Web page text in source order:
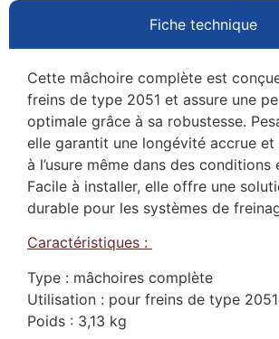
Fiche technique
Cette mâchoire complète est
freins de type 2051 et assure une
optimale grâce à sa robustesse.
elle garantit une longévité accrue et
à l’usure même dans des conditions
Facile à installer, elle offre une
durable pour les systèmes de
Caractéristiques :
Type : mâchoires complète
Utilisation : pour freins de type 2051
Poids : 3,13 kg